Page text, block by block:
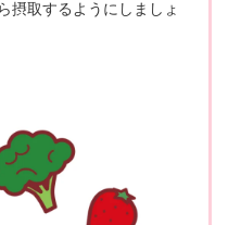
摂取するようにしましょ